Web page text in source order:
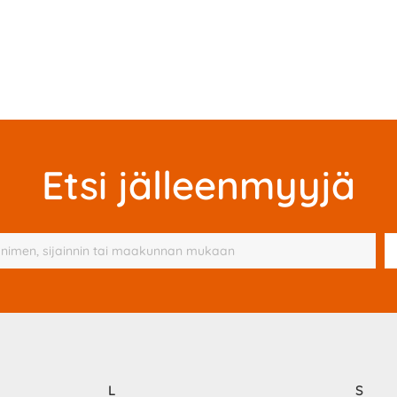
Etsi jälleenmyyjä
L S